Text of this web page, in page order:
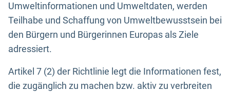
Umweltinformationen und Umweltdaten, werden
Teilhabe und Schaffung von Umweltbewusstsein bei
den Bürgern und Bürgerinnen Europas als Ziele
adressiert.
Artikel 7 (2) der Richtlinie legt die Informationen fest,
die zugänglich zu machen bzw. aktiv zu verbreiten